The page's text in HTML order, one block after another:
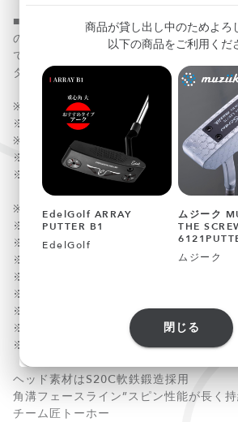
■フェースは、より鋭角な傾斜とシャー
の摩擦を増大。グルーブの表面面積も通
て30％拡大し、深いライや濡れたコンデ
タントに高いスピン量を生み出します。
※長さは当店基準とします。（個体差は
※シャフト：日本シャフト製NS-CI
※クラブ重量：443ｇ前後（女性用）
※長さ：34インチ（女性用）
※バランス：D0±2
※ロフト46°（ライ角64°バウンス8°）
※ロフト48°（ライ角64°バウンス8°）
※ロフト50°（ライ角64°バウンス8°）
※ロフト52°（ライ角64°バウンス10°）
※ロフト54°（ライ角64°バウンス12°）
※ロフト56°（ライ角64°バウンス14°）
※ロフト58°（ライ角64°バウンス14°）
※ロフト60°（ライ角64°バウンス13°）
※ロフト62°（ライ角64°バウンス12°）
ヘッド素材はS20C軟鉄鍛造採用
角溝フェースライン”スピン性能が長く持
チーム匠トーホー
商品が貸し出し中のためよろ
以下の商品をご利用くだ
EdelGolf ARRAY
PUTTER B1
EdelGolf
ムジーク
THE
ムジーク
閉じる